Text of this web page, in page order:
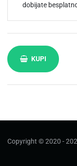
dobijate
KUPI
Copyright © 2020 -